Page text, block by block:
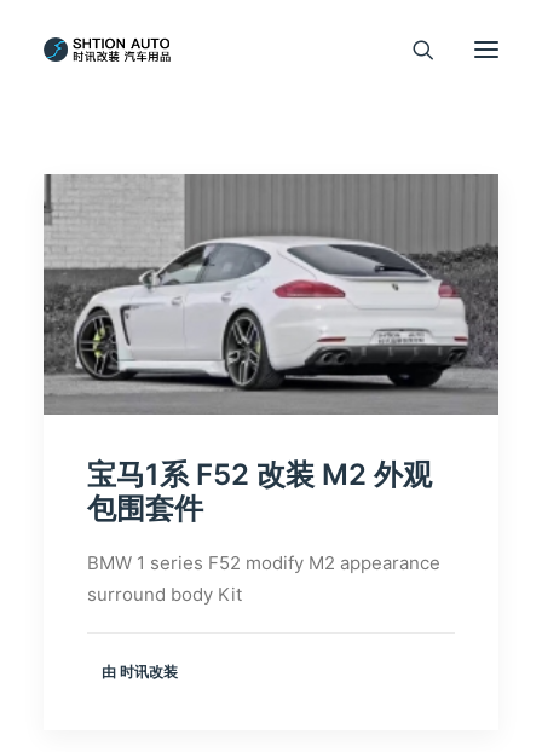
宝马1系 F52 改装 M2 外观
包围套件
BMW 1 series F52 modify M2 appearance
surround body Kit
由 时讯改装